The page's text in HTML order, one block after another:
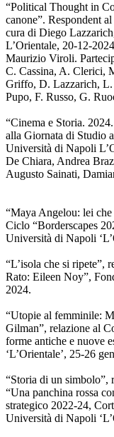
“Political Thought in
canone”. Respondent
cura di Diego
L’Orientale, 20-12-
Maurizio Viroli.
C. Cassina, A. Clerici,
Griffo, D. Lazzarich, L.
Pupo, F. Russo, G.
“Cinema e Storia.
alla Giornata di Studio
Università di Napoli
De Chiara, Andrea
Augusto Sainati,
“Maya Angelou: lei
Ciclo “Borderscapes
Università di Napoli
“L’isola che si ripete”,
Rato: Eileen Noy”,
2024.
“Utopie al femminile:
Gilman”, relazione al
forme antiche e nuove
‘L’Orientale’, 25-26
“Storia di un simbolo”,
“Una panchina rossa
strategico 2022-24,
Università di Napoli